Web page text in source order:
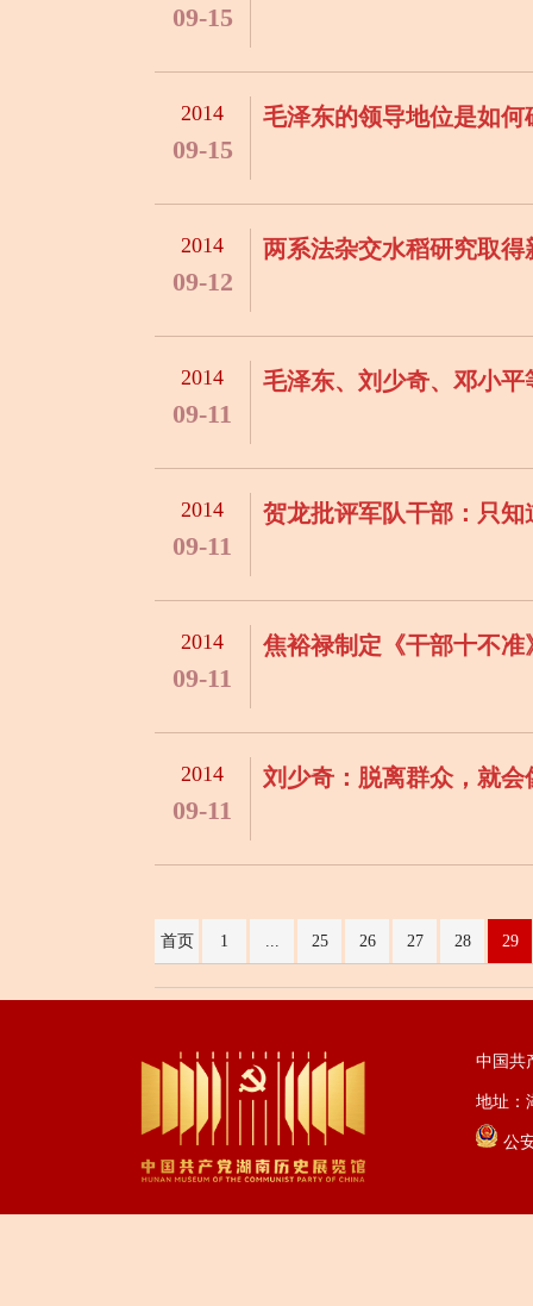
09-15
2014
09-15
毛泽东的领导地位是如何
2014
09-12
两系法杂交水稻研究取得
2014
09-11
毛泽东、刘少奇、邓小
2014
09-11
贺龙批评军队干部：只
2014
09-11
焦裕禄制定《干部十不准
2014
09-11
刘少奇：脱离群众，就
首页 1 ... 25 26 27 28 29
中国共
地址：
公